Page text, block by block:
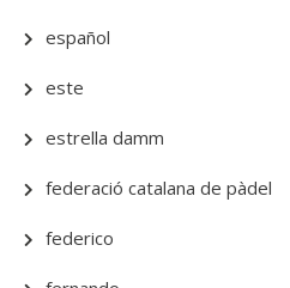
español
este
estrella damm
federació catalana de pàdel
federico